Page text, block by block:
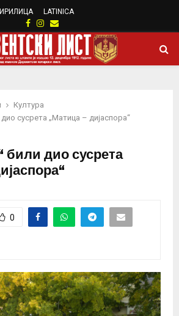
LATINICA
Facebook
Instagram
Email
Култура
сусрета „Матица – дијаспора“
били дио сусрета
0